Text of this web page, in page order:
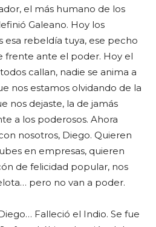
el más humano de los
Galeano. Hoy los
esa rebeldía tuya, ese pecho
frente ante el poder. Hoy el
callan, nadie se anima a
nos estamos olvidando de la
nos dejaste, la de jamás
a los poderosos. Ahora
nosotros, Diego. Quieren
en empresas, quieren
de felicidad popular, nos
pero no van a poder.
Falleció el Indio. Se fue